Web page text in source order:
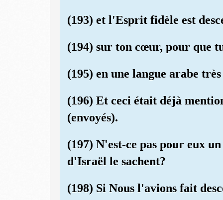
(193) et l'Esprit fidèle est
(194) sur ton cœur, pour que
(195) en une langue arabe
(196) Et ceci était déjà
(envoyés).
(197) N'est-ce pas pour eux
d'Israël le sachent?
(198) Si Nous l'avions fait